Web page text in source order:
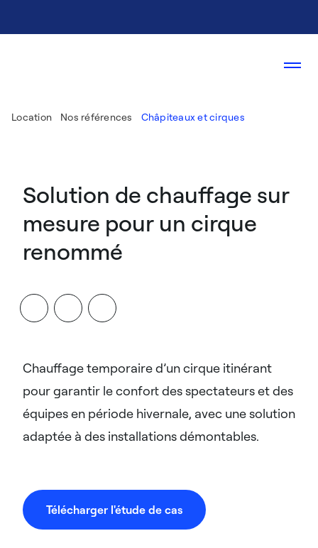
Location Nos références Châpiteaux et cirques
Solution de chauffage sur
mesure pour un cirque
renommé​
Chauffage temporaire d’un cirque itinérant
pour garantir le confort des spectateurs et des
équipes en période hivernale, avec une solution
adaptée à des installations démontables.
Télécharger l'étude de cas